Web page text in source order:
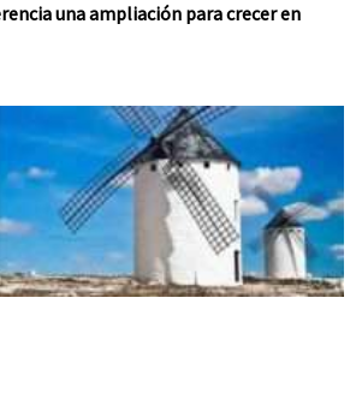
una ampliación para crecer en